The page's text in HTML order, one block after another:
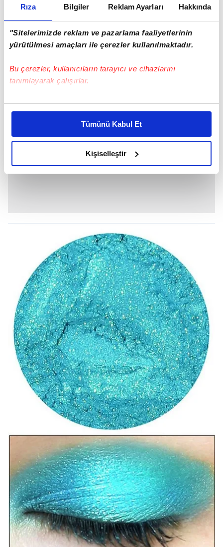
Rıza Bilgiler Reklam Ayarları Hakkında
"Sitelerimizde reklam ve pazarlama faaliyetlerinin
yürütülmesi amaçları ile çerezler kullanılmaktadır.
Bu çerezler, kullanıcıların tarayıcı ve cihazlarını
tanımlayarak çalışırlar.
Bu çerezlere izin vermeniz halinde sizlere özel
daha iyi reklam deneyimi yaşatabiliriz. Bunu yaparken
amacımızın size daha iyi bir reklam deneyimi sunmak
olduğunu ve sizlere en iyi içerikleri sunabilmek adına
elimizden gelen çabayı gösterdiğimizi ve bu noktada,
reklamların maliyetlerimizi karşılamak noktasında tek gelir
Her halükârda, kullanıcılar, bu çerezlere izin vermedikleri
takdirde, kullanıcılara hedefli reklamlar
Sizlere daha iyi bir hizmet sunabilmek için İnternet
Sitemizde kendimize ve üçüncü kişilere ait çerezler
kullanılmaktadır. Bu çerezler vasıtasıyla çeşitli kişisel
verileriniz işlenmekte olup gerekli olan çerezler bilgi
toplumu hizmetlerinin sunulması amacıyla
kullanılmaktadır. Diğer çerezler, sitemizin daha işlevsel
kılınması ve kişiselleştirilmesi ve sizlere yönelik
reklam/pazarlama faaliyetlerinin yapılması, amaçlarıyla
sınırlı olarak açık rızanız dahilinde kullanılacaktır.
Çerezlere ilişkin tercihlerinizi aşağıda yer alan panel
vasıtasıyla belirleyebilirsiniz. Çerezlere ilişkin detaylı bilgi
için Ayarlar butonuna tıklayabilir,Çerez Bilgilendirme
ziyaret edebilirsiniz.
6698 sayılı Kişisel Verilerin Korunması Kanunu uyarınca
hazırlanmış Aydınlatma Metnimizi okumak ve sitemizde
ilgili mevzuata uygun olarak kullanılan çerezlerle ilgili bilgi
almak için lütfentıklayınız.
Tümünü Kabul Et
Kişiselleştir
bir görünüm için renksiz zemin farı ya da
kirpiklerinizin dibinin yarısını koyu mavi
tonlarında göz kalemi kullanarak çerçeveleyin.